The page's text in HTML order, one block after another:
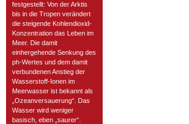
festgestellt: Von der Arktis
bis in die Tropen verändert
die steigende Kohlendioxid-
Konzentration das Leben im
Meer. Die damit
einhergehende Senkung des
ph-Wertes und dem damit
verbundenen Anstieg der
Wasserstoff-Ionen im
Meerwasser ist bekannt als
„Ozeanversauerung“. Das
Wasser wird weniger
basisch, eben „saurer“.